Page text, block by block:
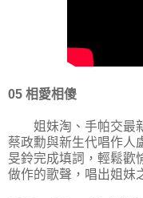
05 相愛相傻
姐妹淘、手帕交最新
蔡政勳與新生代唱作人
旻鈴完成填詞，輕鬆歡
做作的歌聲，唱出姐妹